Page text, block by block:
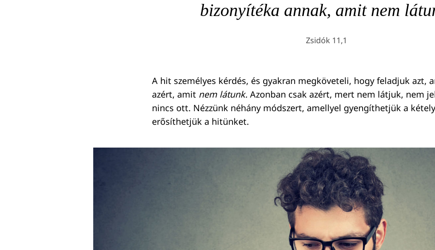
bizonyítéka annak, amit nem
Zsidók 11,1
A hit személyes kérdés, és gyakran megköveteli, hogy feladjuk azt,
azért, amit nem látunk. Azonban csak azért, mert nem látjuk, nem
nincs ott. Nézzünk néhány módszert, amellyel gyengíthetjük a
erősíthetjük a hitünket.